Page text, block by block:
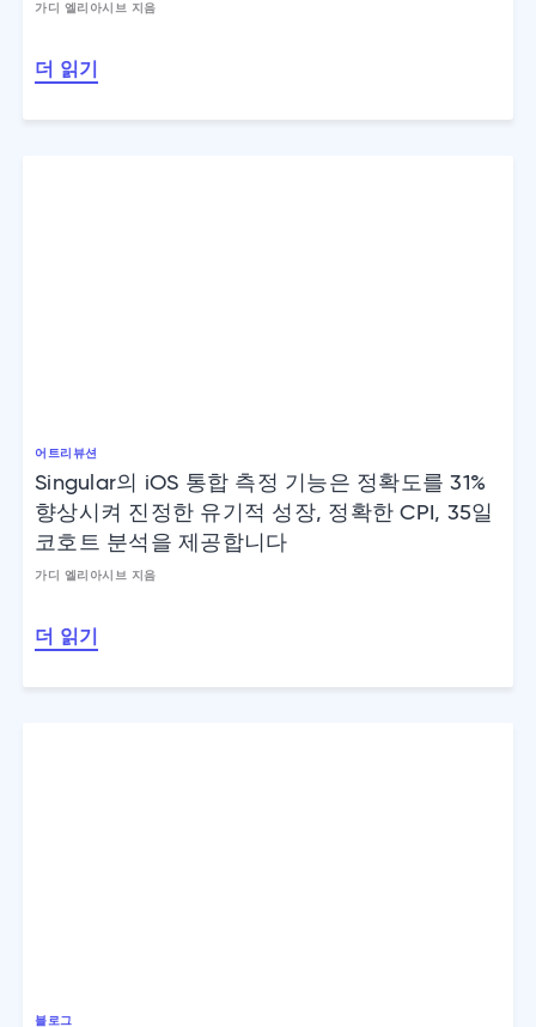
가디 엘리아시브 지음
더 읽기
어트리뷰션
Singular의 iOS 통합 측정 기능은 정확도를 31%
향상시켜 진정한 유기적 성장, 정확한 CPI, 35일
코호트 분석을 제공합니다
가디 엘리아시브 지음
더 읽기
블로그